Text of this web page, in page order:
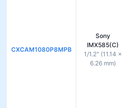
CXCAM1080P8MPB
Sony
IMX585(C)
1/1.2" (11.14 ×
6.26 mm)